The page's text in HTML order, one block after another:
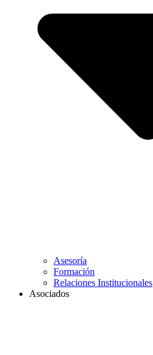
Asesoría
Formación
Relaciones Institucionales
Asociados